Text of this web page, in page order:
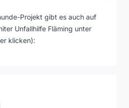
Projekt gibt es auch auf
Unfallhilfe Fläming unter
klicken):